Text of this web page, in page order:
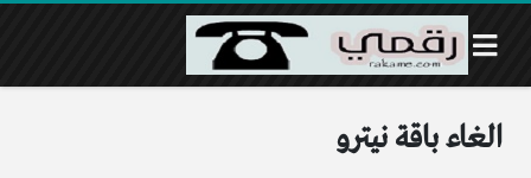
الغاء باقة نيترو